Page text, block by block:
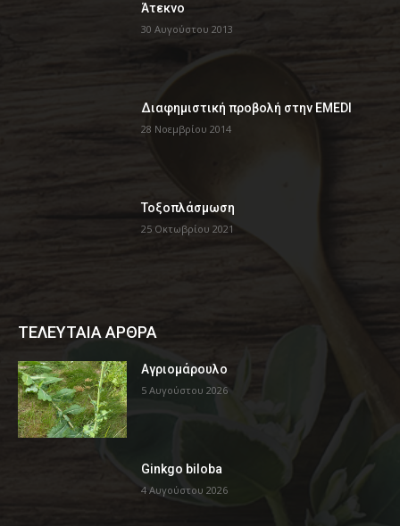
Άτεκνο
30 Αυγούστου 2013
Διαφημιστική προβολή στην EMEDI
28 Νοεμβρίου 2014
Τοξοπλάσμωση
25 Οκτωβρίου 2021
ΤΕΛΕΥΤΑΙΑ ΑΡΘΡΑ
Αγριομάρουλο
5 Αυγούστου 2026
Ginkgo biloba
4 Αυγούστου 2026